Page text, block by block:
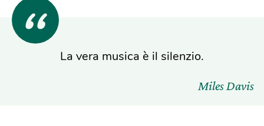
La vera musica è il silenzio.
Miles Davis